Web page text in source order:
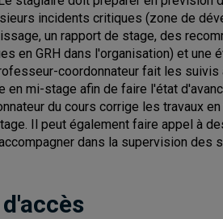
incidents critiques (zone de
un rapport de stage, des
en GRH dans l'organisation) et une
coordonnateur fait les
en mi-stage afin de faire l'état
du cours corrige les travaux
Il peut également faire appel à
dans la supervision des